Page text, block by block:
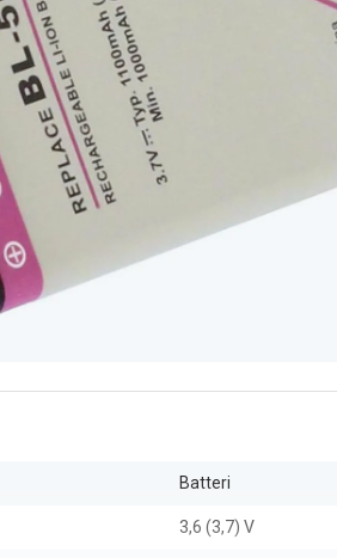
Batteri
3,6 (3,7) V